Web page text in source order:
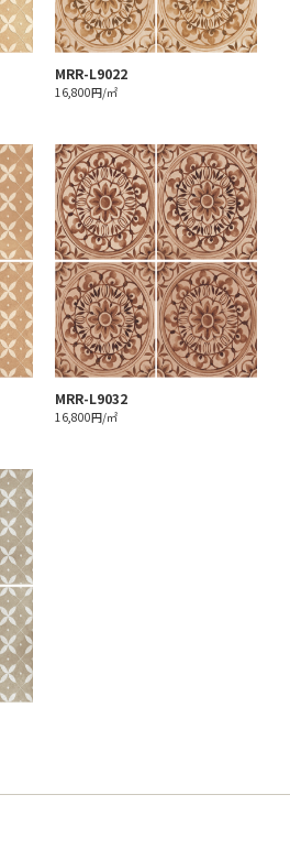
MRR-L9022
16,800円/㎡
MRR-L9032
16,800円/㎡